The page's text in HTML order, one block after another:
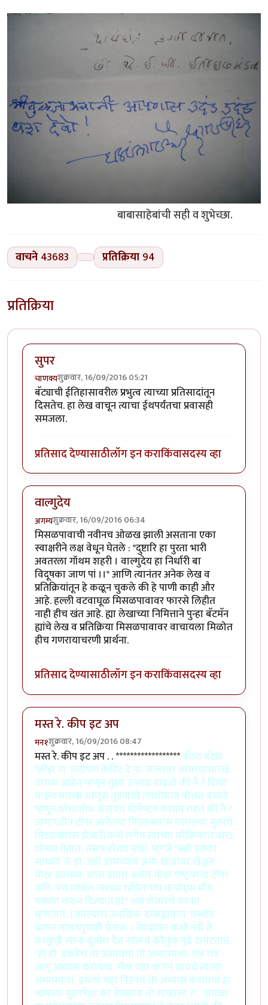
बाबासाहेबांची सही व शुभेच्छा.
वाचने 43683 प्रतिक्रिया 94
प्रतिक्रिया
सुपर
चाणक्यशुक्रवार, 16/09/2016 05:21
बॅट्याची ईतिहासावरील प्रभुत्व त्याच्या प्रतिसादांतून
दिसतेच. हा लेख वाचून त्याचा ईथपर्यंतचा प्रवासही
समजला.
प्रतिसाद देण्यासाठीलॉग इन कराकिंवासदस्य व्हा
वाल्गुदेय
अगम्यशुक्रवार, 16/09/2016 06:34
मिसळपावाची नवीनच ओळख झाली असताना एका
स्वाक्षरीने लक्ष वेधून घेतले : "दुष्टारि हा पुरता भारी
अवतरला गॉथम शहरी । वाल्गुदेय हा निर्धारी बा
विदूषका जाण पां ।।" आणि त्यानंतर अनेक लेख व
प्रतिक्रियांतून हे कळून चुकले की हे पाणी काही और
आहे. हल्ली वटवाघूळ मिसळपावावर फारसे लिहीत
नाही हीच खंत आहे. ह्या लेखाच्या निमित्ताने पुन्हा बॅटमॅन
ह्यांचे लेख व प्रतिक्रिया मिसळपावावर वाचायला मिळोत
हीच गणरायाचरणी प्रार्थना.
प्रतिसाद देण्यासाठीलॉग इन कराकिंवासदस्य व्हा
मस्त रे. कीप इट अप
मन१शुक्रवार, 16/09/2016 08:47
मस्त रे. कीप इट अप . . ******************बॅट्या बॅट्या
प्लीझ ना. मलापण क्रेडिट दे ना. जालावर आमच्यासारखे
वाचक आहेत म्हणून तुझा उत्साह वाढतो की नै ? किंवा
माझ्यासारखा माणूस तुझ्याशी तपशीलात बोलत बसतो
म्हणून शोधाशोध करायचं मोमेण्टम कायम राहतं की नै ?
आयायटीत टॉपर आलेल्या मिडलक्लास घरातल्या मुलाचे
मिडलक्लास शेजारी कसे लगेच त्याच्या लौकिकात वाटा
शोधत येतात; तसच होतय माझं. म्हण्जे "अहो इतका
साधाय ना हा. अहो आमच्याच अंगा-खांद्यावर खेळून
मोठा झालाय. आता झाला असेल मोठा एण्ट्रन्सचा टॉपर
वगैरे. पण शाळेत त्याच्या गणिताच्या कन्सेप्ट्स मीच
पक्क्या करुन दिल्यात हां." असं शेजारचे काका
म्हणतात. )जमल्यास जवळिक दाकह्वायला 'लब्बॉड '
म्हणत गालच्गुचाही घेतात. ) तेवढ्यात कधी नव्हे ते
काकूही त्यांना दुजोरा देत स्वतःचं कौतुक पुढे दामटतात.
"हो हो. इकडेच तर असायचा तो अभ्यासाला. रात्र रात्र
जागू अभ्यास करायचा. मीच चहा करुन द्यायचे त्याला
अभ्यासाला. इथला चहा पिउनच तर अभ्यास करायचा हा.
आमच्या मुलापेक्षा का वेगळाय तो आम्हाला ?" . सगळा